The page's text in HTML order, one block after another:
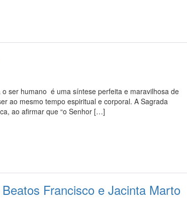
ser humano é uma síntese perfeita e maravilhosa de
ao mesmo tempo espiritual e corporal. A Sagrada
ao afirmar que “o Senhor […]
Francisco e Jacinta Marto